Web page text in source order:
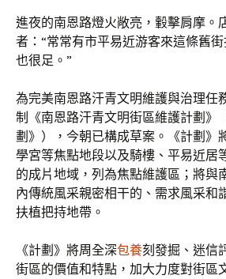
進夜的南恩路燈火敞亮，轂擊肩摩。
者：“常常有市平易近游客來這條舊
也很足。”
為完美南恩路汗青文明維護與治理任
制《南恩路汗青文明街區維護計劃》
劃》），今朝已構成草案。《計劃》
學宮等焦點地段以及騎樓、平易近居
的成片地域，列為焦點維護區；將與
內傳統風采親密相干的、需求風采和
扶植把持地帶。
《計劃》將周全深包養刻發掘、迷信
街區的價值和特點，加大力度對街區